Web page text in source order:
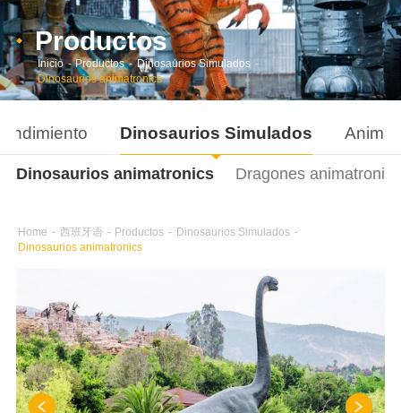
Productos
Inicio - Productos - Dinosaurios Simulados -
Dinosaurios animatronics
Dinosaurios Simulados
Dinosaurios animatronics Dragones animatronics
Home - 西班牙语 - Productos - Dinosaurios Simulados -
Dinosaurios animatronics